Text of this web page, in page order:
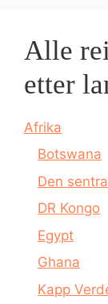
Alle
etter
Afrika
Botswana
Den
DR Kongo
Egypt
Ghana
Kapp